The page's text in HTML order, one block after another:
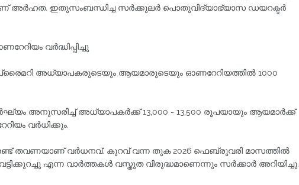
അർഹത. ഇതുസംബന്ധിച്ച സർക്കുലർ പൊതുവിദ്യാഭ്യാസ ഡയറക്ടർ
വർദ്ധിപ്പിച്ചു
അധ്യാപകരുടെയും ആയമാരുടെയും ഓണറേറിയത്തിൽ 1000
അനുസരിച്ച് അധ്യാപകർക്ക് 13,000 - 13,500 രൂപയായും ആയമാർക്ക്
വർധിക്കും.
തവണയാണ് വർധനവ്. കുറവ് വന്ന തുക 2026 ഫെബ്രുവരി മാസത്തിൽ
എന്ന വാർത്തകൾ വസ്തുത വിരുദ്ധമാണെന്നും സർക്കാർ അറിയിച്ചു.